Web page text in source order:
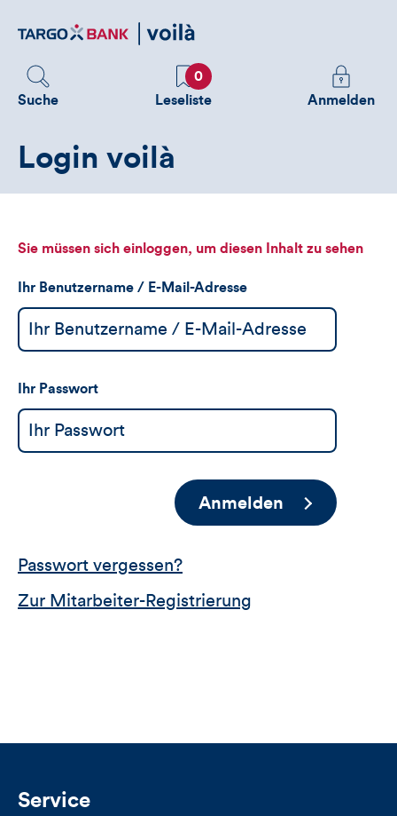
zum
Suche
Favoriten
0
Leseliste
Melden
Sie
sehen
Anmelden
Login voilà
Sie müssen sich einloggen, um diesen Inhalt zu sehen
Ihr Benutzername / E-Mail-Adresse
Ihr Passwort
Anmelden
Passwort vergessen?
Zur Mitarbeiter-Registrierung
Service